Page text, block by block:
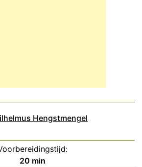
Hengstmengel
20minuten
min